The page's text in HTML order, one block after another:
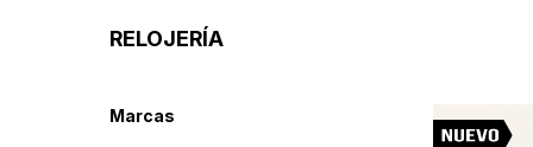
RELOJERÍA
Marcas